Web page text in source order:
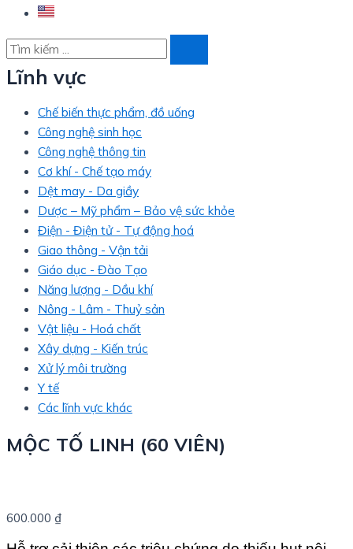
Lĩnh vực
Chế biến thực phẩm, đồ uống
Công nghệ sinh học
Công nghệ thông tin
Cơ khí - Chế tạo máy
Dệt may - Da giầy
Dược – Mỹ phẩm – Bảo vệ sức khỏe
Điện - Điện tử - Tự động hoá
Giao thông - Vận tải
Giáo dục - Đào Tạo
Năng lượng - Dầu khí
Nông - Lâm - Thuỷ sản
Vật liệu - Hoá chất
Xây dựng - Kiến trúc
Xử lý môi trường
Y tế
Các lĩnh vực khác
MỘC TỐ LINH (60 VIÊN)
600.000 ₫